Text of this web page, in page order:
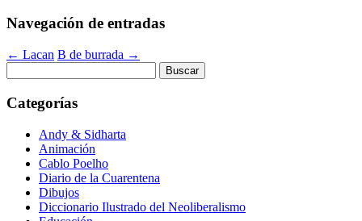
Navegación de entradas
← Lacan B de burrada →
Categorías
Andy & Sidharta
Animación
Cablo Poelho
Diario de la Cuarentena
Dibujos
Diccionario Ilustrado del Neoliberalismo